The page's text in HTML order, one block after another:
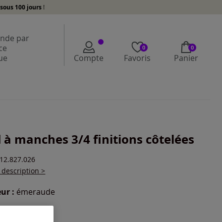
sous 100 jours !
par
Compte
0
Favoris
0
Panier
à manches 3/4 finitions côtelées
description >
: émeraude
une couleur :